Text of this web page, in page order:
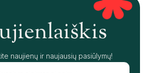
naujienų ir naujausių pasiūlymų!